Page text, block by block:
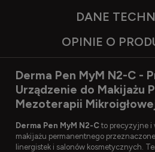
DANE
OPINIE O
Derma Pen MyM N2-C -
Urządzenie do Makijażu
Mezoterapii
Derma Pen MyM N2-Cto precyzyjne i
makijażu permanentnego
linergistek i salonów kosmetycznych.